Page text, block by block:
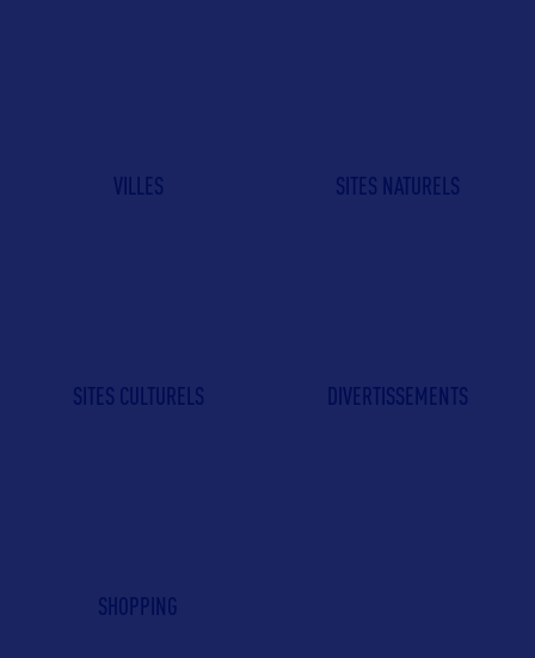
VILLES SITES NATURELS
SITES CULTURELS DIVERTISSEMENTS
SHOPPING